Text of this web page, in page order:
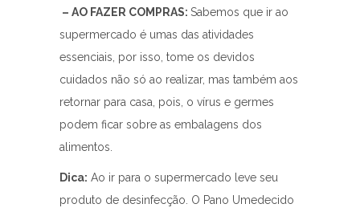
– AO FAZER COMPRAS: Sabemos que ir ao
supermercado é umas das atividades
essenciais, por isso, tome os devidos
cuidados não só ao realizar, mas também aos
retornar para casa, pois, o vírus e germes
podem ficar sobre as embalagens dos
alimentos.
Dica: Ao ir para o supermercado leve seu
produto de desinfecção. O Pano Umedecido